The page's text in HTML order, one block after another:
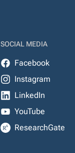
SOCIAL MEDIA
Facebook
Instagram
LinkedIn
YouTube
ResearchGate